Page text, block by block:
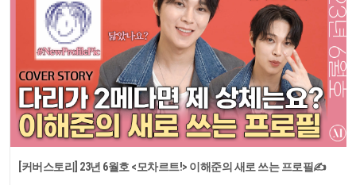
[커버스토리] 23년 6월호 <모차르트!> 이해준의 새로 쓰는 프로필✍